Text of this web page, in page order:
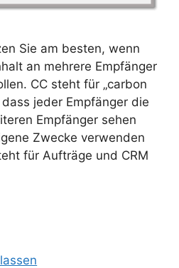
Sie am besten, wenn
an mehrere Empfänger
CC steht für „carbon
jeder Empfänger die
Empfänger sehen
Zwecke verwenden
für Aufträge und CRM